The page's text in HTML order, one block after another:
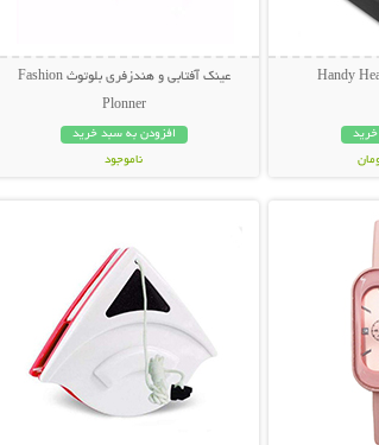
عینک آفتابی و هندزفری بلوتوث Fashion
Plonner
افزودن به سبد خرید
ناموجود